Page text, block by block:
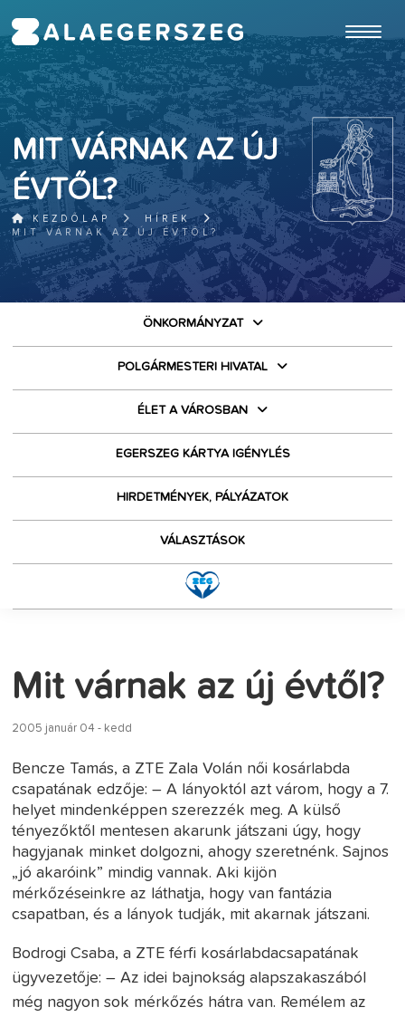
MIT VÁRNAK AZ ÚJ
ÉVTŐL?
KEZDŐLAP
HÍREK
MIT VÁRNAK AZ ÚJ ÉVTŐL?
ÖNKORMÁNYZAT
POLGÁRMESTERI HIVATAL
ÉLET A VÁROSBAN
EGERSZEG KÁRTYA IGÉNYLÉS
HIRDETMÉNYEK, PÁLYÁZATOK
VÁLASZTÁSOK
Mit várnak az új évtől?
2005 január 04 - kedd
Bencze Tamás, a ZTE Zala Volán női kosárlabda
csapatának edzője: – A lányoktól azt várom, hogy a 7.
helyet mindenképpen szerezzék meg. A külső
tényezőktől mentesen akarunk játszani úgy, hogy
hagyjanak minket dolgozni, ahogy szeretnénk. Sajnos
„jó akaróink” mindig vannak. Aki kijön
mérkőzéseinkre az láthatja, hogy van fantázia
csapatban, és a lányok tudják, mit akarnak játszani.
Bodrogi Csaba, a ZTE férfi kosárlabdacsapatának
ügyvezetője: – Az idei bajnokság alapszakaszából
még nagyon sok mérkőzés hátra van. Remélem az